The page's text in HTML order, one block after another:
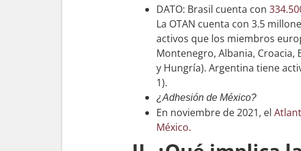
DATO: Brasil cuenta con
La OTAN cuenta con 3.5
activos que los miembros
Montenegro, Albania, Croacia,
y Hungría). Argentina tiene
1).
¿Adhesión de México?
En noviembre de 2021, el
México.